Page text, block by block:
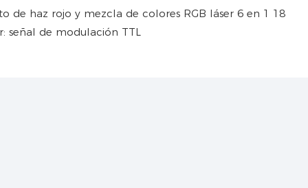
señal de modulación TTL